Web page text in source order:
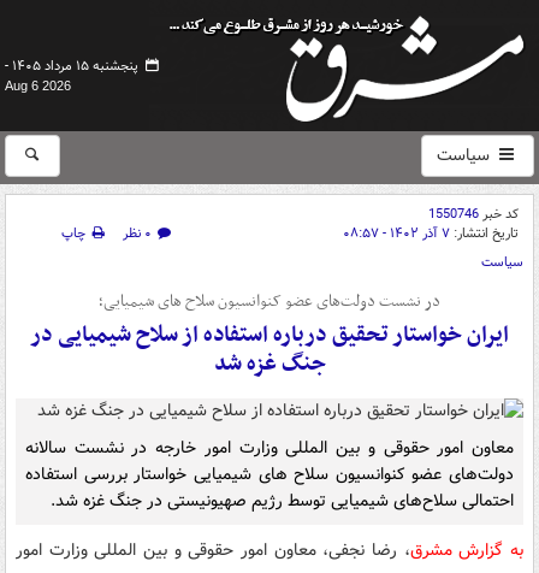
پنجشنبه ۱۵ مرداد ۱۴۰۵ -
Aug 6 2026
سیاست
کد خبر1550746
تاریخ انتشار: ۷ آذر ۱۴۰۲ - ۰۸:۵۷ ۰ نظر
چاپ
سیاست
در نشست دولت‌های عضو کنوانسیون سلاح های شیمیایی؛
ایران خواستار تحقیق درباره استفاده از سلاح‌ شیمیایی در
جنگ غزه شد
معاون امور حقوقی و بین المللی وزارت امور خارجه در نشست سالانه
دولت‌های عضو کنوانسیون سلاح های شیمیایی خواستار بررسی استفاده
احتمالی سلاح‌های شیمیایی توسط رژیم صهیونیستی در جنگ غزه شد.
به گزارش مشرق، رضا نجفی، معاون امور حقوقی و بین المللی وزارت امور